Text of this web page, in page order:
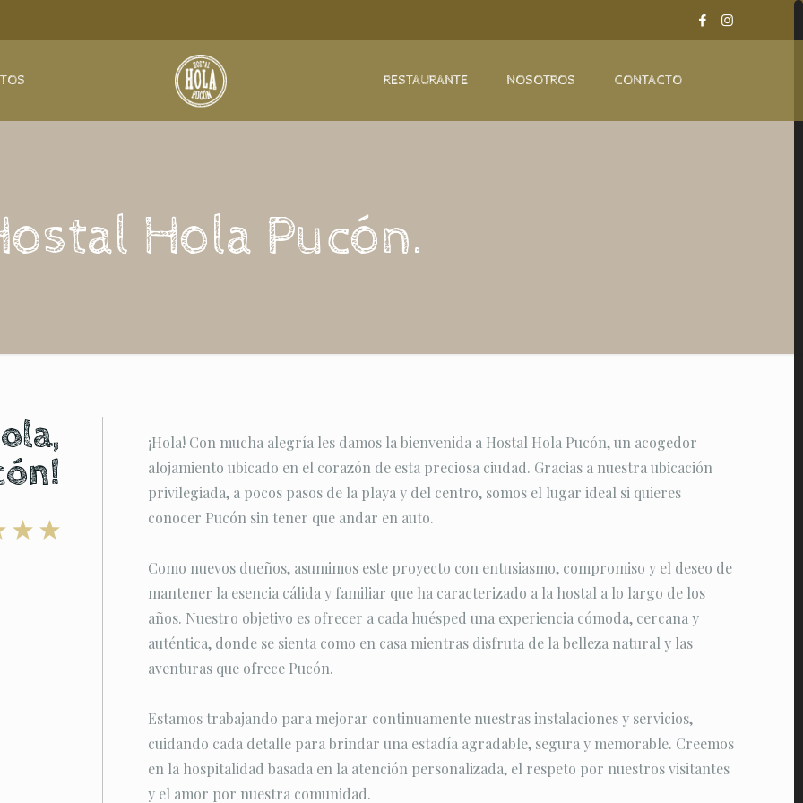
RESTAURANTE NOSOTROS CONTACTO
Hola Pucón.
¡Hola! Con mucha alegría les damos la bienvenida a Hostal Hola Pucón, un acogedor
alojamiento ubicado en el corazón de esta preciosa ciudad. Gracias a nuestra ubicación
privilegiada, a pocos pasos de la playa y del centro, somos el lugar ideal si quieres
conocer Pucón sin tener que andar en auto.
Como nuevos dueños, asumimos este proyecto con entusiasmo, compromiso y el deseo de
mantener la esencia cálida y familiar que ha caracterizado a la hostal a lo largo de los
años. Nuestro objetivo es ofrecer a cada huésped una experiencia cómoda, cercana y
auténtica, donde se sienta como en casa mientras disfruta de la belleza natural y las
aventuras que ofrece Pucón.
Estamos trabajando para mejorar continuamente nuestras instalaciones y servicios,
cuidando cada detalle para brindar una estadía agradable, segura y memorable. Creemos
en la hospitalidad basada en la atención personalizada, el respeto por nuestros visitantes
y el amor por nuestra comunidad.